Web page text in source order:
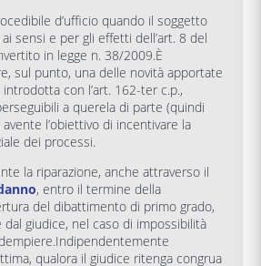
d’ufficio quando il soggetto
sensi e per gli effetti dell’art. 8 del
in legge n. 38/2009.È
sul punto, una delle novità apportate
con l’art. 162-ter c.p.,
a querela di parte (quindi
l’obiettivo di incentivare la
dei processi.
la riparazione, anche attraverso il
, entro il termine della
del dibattimento di primo grado,
giudice, nel caso di impossibilità
qualora il giudice ritenga congrua